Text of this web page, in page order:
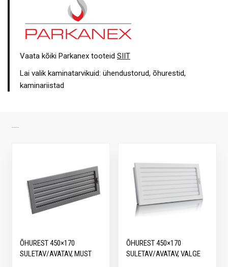
Vaata kõiki Parkanex tooteid SIIT
Lai valik kaminatarvikuid: ühendustorud, õhurestid,
kaminariistad
ÕHUREST 450×170
SULETAV/AVATAV, MUST
ÕHUREST 450×170
SULETAV/AVATAV, VALGE